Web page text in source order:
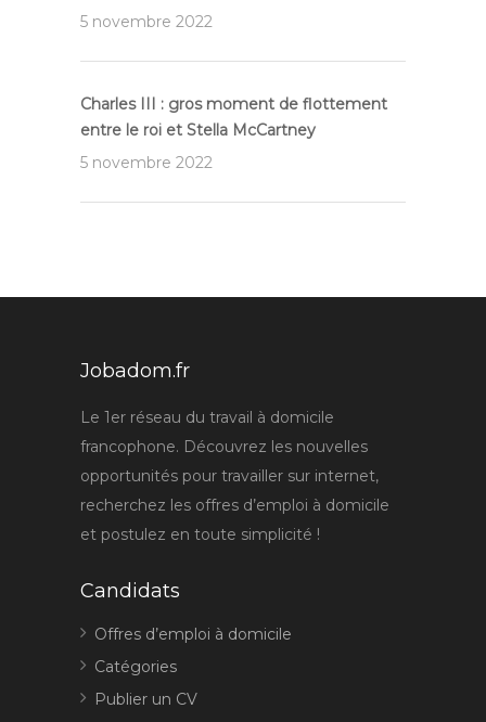
5 novembre 2022
Charles III : gros moment de flottement
entre le roi et Stella McCartney
5 novembre 2022
Jobadom.fr
Le 1er réseau du travail à domicile
francophone. Découvrez les nouvelles
opportunités pour travailler sur internet,
recherchez les offres d’emploi à domicile
et postulez en toute simplicité !
Candidats
Offres d’emploi à domicile
Catégories
Publier un CV